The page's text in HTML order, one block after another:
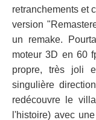
retranchements et
version
un remake.
moteur 3D en 60
propre, très joli
singulière
redécouvre le
l'histoire) avec